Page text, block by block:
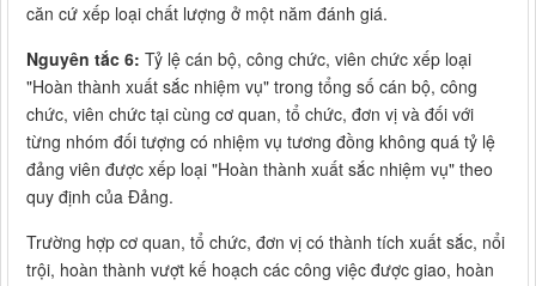
căn cứ xếp loại chất lượng ở một năm đánh giá.
Nguyên tắc 6: Tỷ lệ cán bộ, công chức, viên chức xếp loại
"Hoàn thành xuất sắc nhiệm vụ" trong tổng số cán bộ, công
chức, viên chức tại cùng cơ quan, tổ chức, đơn vị và đối với
từng nhóm đối tượng có nhiệm vụ tương đồng không quá tỷ lệ
đảng viên được xếp loại "Hoàn thành xuất sắc nhiệm vụ" theo
quy định của Đảng.
Trường hợp cơ quan, tổ chức, đơn vị có thành tích xuất sắc, nổi
trội, hoàn thành vượt kế hoạch các công việc được giao, hoàn